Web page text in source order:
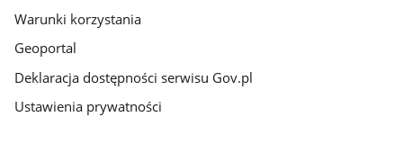
Warunki korzystania
Geoportal
Deklaracja dostępności serwisu Gov.pl
Ustawienia prywatności